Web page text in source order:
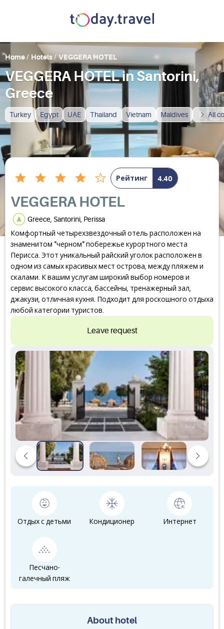
Turkey Egypt UAE Thailand Vietnam Maldives All
Home/ Hotels/ VEGGERA HOTEL
VEGGERA HOTEL in Santorini,
Greece
Рейтинг 4.40
VEGGERA HOTEL
Greece, Santorini, Perissa
Комфортный четырехзвездочный отель расположен на
знаменитом "черном" побережье курортного места
Перисса. Этот уникальный райский уголок расположен в
одном из самых красивых мест острова, между пляжем и
скалами. К вашим услугам широкий выбор номеров и
сервис высокого класса, бассейны, тренажерный зал,
джакузи, отличная кухня. Подходит для роскошного отдыха
любой категории туристов.
Leave request
Отдых с детьми Кондиционер Интернет
Песчано-
галечный пляж
About hotel